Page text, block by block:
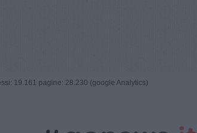
19.161 pagine: 28.230 (google Analytics)